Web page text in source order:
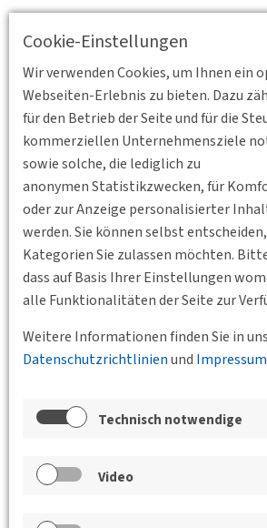
Cookie-Einstellungen
Wir verwenden Cookies, um Ihnen ein
Webseiten-Erlebnis zu bieten. Dazu
für den Betrieb der Seite und für die
kommerziellen Unternehmensziele
sowie solche, die lediglich zu
anonymen Statistikzwecken, für
oder zur Anzeige personalisierter
werden. Sie können selbst
Kategorien Sie zulassen möchten.
dass auf Basis Ihrer Einstellungen
alle Funktionalitäten der Seite zur
Weitere Informationen finden Sie in
Datenschutzrichtlinienund Impressum
Technisch notwendige
Video
Bauingenieurwesen, Technische
Nürnberg
Autobahnen mitten durch die Stadt
Zeitspanne als State of the Art.
versuchen sich heute um
mittlerweile fast 50 Jahren dominieren
Entlastungsstrategien für Stadtzentren
Tangenten und weiträumigen
dass sich Planungen wie in Nürnberg 50
retten konnten und man nun plötzlich
Realisierung rechnen muss?
Standort